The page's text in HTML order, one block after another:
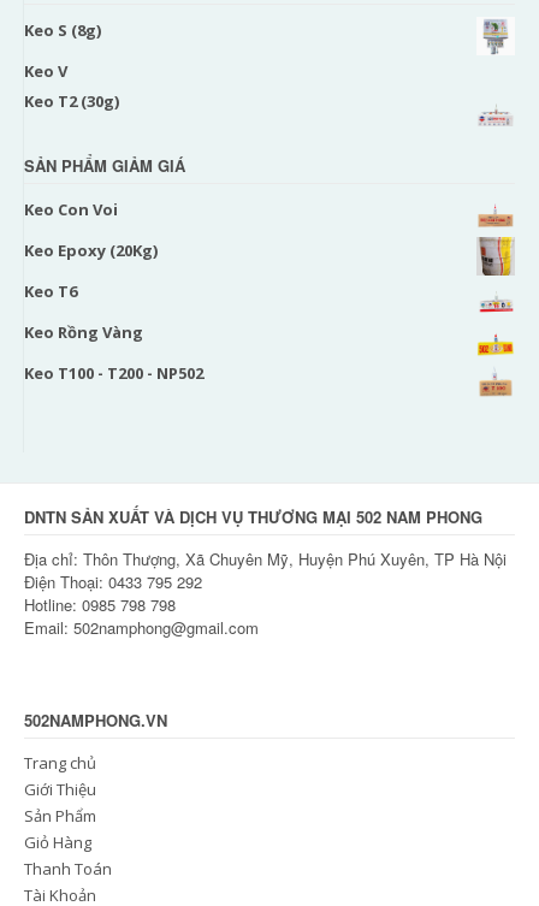
Keo S (8g)
Keo V
Keo T2 (30g)
SẢN PHẨM GIẢM GIÁ
Keo Con Voi
Keo Epoxy (20Kg)
Keo T6
Keo Rồng Vàng
Keo T100 - T200 - NP502
DNTN SẢN XUẤT VÀ DỊCH VỤ THƯƠNG MẠI 502 NAM PHONG
Địa chỉ: Thôn Thượng, Xã Chuyên Mỹ, Huyện Phú Xuyên, TP Hà Nội
Điện Thoại: 0433 795 292
Hotline: 0985 798 798
Email: 502namphong@gmail.com
502NAMPHONG.VN
Trang chủ
Giới Thiệu
Sản Phẩm
Giỏ Hàng
Thanh Toán
Tài Khoản